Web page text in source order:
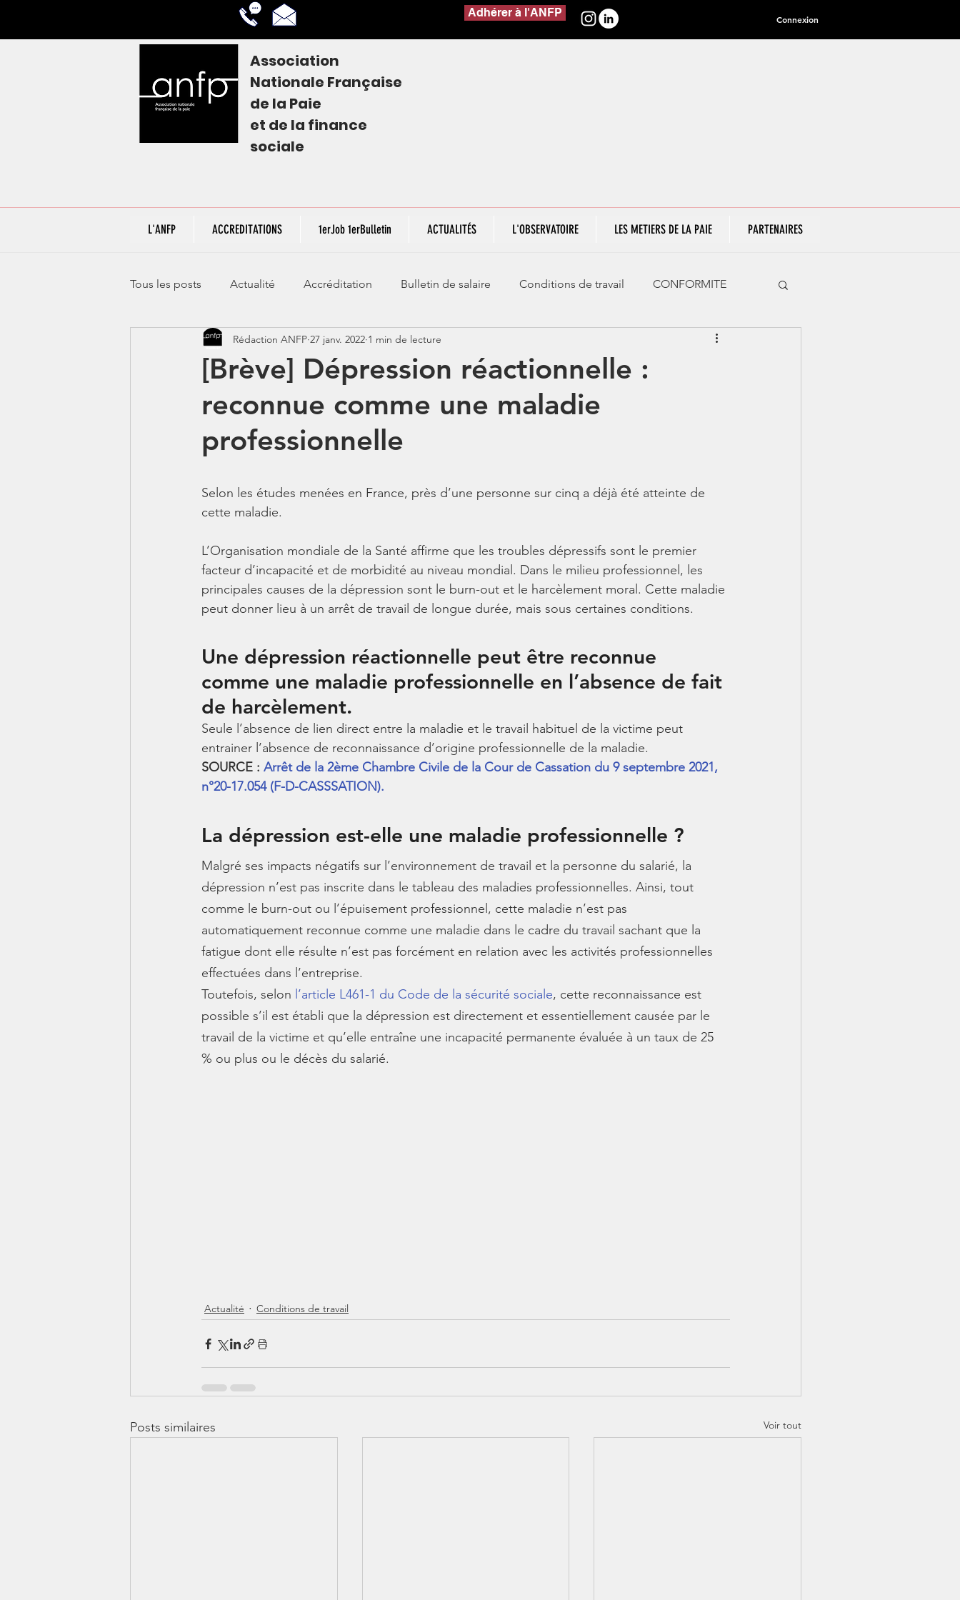
Adhérer à l'ANFP Connexion
Association
Nationale Française
de la Paie
et de la finance
sociale
L'ANFP ACCREDITATIONS 1erJob 1erBulletin ACTUALITÉS L'OBSERVATOIRE LES METIERS DE LA PAIE PARTENAIRES
Tous les posts Actualité Accréditation Bulletin de salaire Conditions de travail CONFORMITE
CORONAVIRUS - COVID 19 Jurisprudence Rémunération
Jeunes - 1erJob1erBP DSN BOSS Contrats aidés Jours fériés ABSENCES - IJSS
[Brève] Dépression réactionnelle :
reconnue comme une maladie
professionnelle
Rédaction ANFP 27 janv. 2022 1 min de lecture
Selon les études menées en France, près d’une personne sur cinq a déjà été atteinte de
cette maladie.
L’Organisation mondiale de la Santé affirme que les troubles dépressifs sont le premier
facteur d’incapacité et de morbidité au niveau mondial. Dans le milieu professionnel, les
principales causes de la dépression sont le burn-out et le harcèlement moral. Cette maladie
peut donner lieu à un arrêt de travail de longue durée, mais sous certaines conditions.
Une dépression réactionnelle peut être reconnue
comme une maladie professionnelle en l’absence de fait
de harcèlement.
Seule l’absence de lien direct entre la maladie et le travail habituel de la victime peut
entrainer l’absence de reconnaissance d’origine professionnelle de la maladie.
SOURCE : Arrêt de la 2ème Chambre Civile de la Cour de Cassation du 9 septembre 2021,
n°20-17.054 (F-D-CASSSATION).
La dépression est-elle une maladie professionnelle ?
Malgré ses impacts négatifs sur l’environnement de travail et la personne du salarié, la
dépression n’est pas inscrite dans le tableau des maladies professionnelles. Ainsi, tout
comme le burn-out ou l’épuisement professionnel, cette maladie n’est pas
automatiquement reconnue comme une maladie dans le cadre du travail sachant que la
fatigue dont elle résulte n’est pas forcément en relation avec les activités professionnelles
effectuées dans l’entreprise.
Toutefois, selon l’article L461-1 du Code de la sécurité sociale, cette reconnaissance est
possible s’il est établi que la dépression est directement et essentiellement causée par le
travail de la victime et qu’elle entraîne une incapacité permanente évaluée à un taux de 25
% ou plus ou le décès du salarié.
Actualité Conditions de travail
Posts similaires Voir tout